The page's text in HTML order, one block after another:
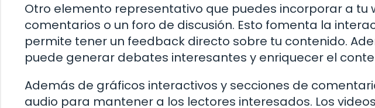
Otro elemento representativo que puedes incorporar a tu
comentarios o un foro de discusión. Esto fomenta la
permite tener un feedback directo sobre tu contenido.
puede generar debates interesantes y enriquecer el
Además de gráficos interactivos y secciones de
audio para mantener a los lectores interesados. Los